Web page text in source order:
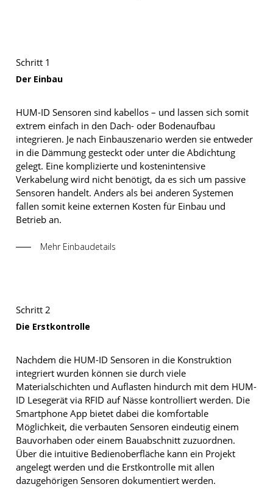
Schritt 1
Der Einbau
HUM-ID Sensoren sind kabellos – und lassen sich somit
extrem einfach in den Dach- oder Bodenaufbau
integrieren. Je nach Einbauszenario werden sie entweder
in die Dämmung gesteckt oder unter die Abdichtung
gelegt. Eine komplizierte und kostenintensive
Verkabelung wird nicht benötigt, da es sich um passive
Sensoren handelt. Anders als bei anderen Systemen
fallen somit keine externen Kosten für Einbau und
Betrieb an.
Mehr Einbaudetails
Schritt 2
Die Erstkontrolle
Nachdem die HUM-ID Sensoren in die Konstruktion
integriert wurden können sie durch viele
Materialschichten und Auflasten hindurch mit dem HUM-
ID Lesegerät via RFID auf Nässe kontrolliert werden. Die
Smartphone App bietet dabei die komfortable
Möglichkeit, die verbauten Sensoren eindeutig einem
Bauvorhaben oder einem Bauabschnitt zuzuordnen.
Über die intuitive Bedienoberfläche kann ein Projekt
angelegt werden und die Erstkontrolle mit allen
dazugehörigen Sensoren dokumentiert werden.